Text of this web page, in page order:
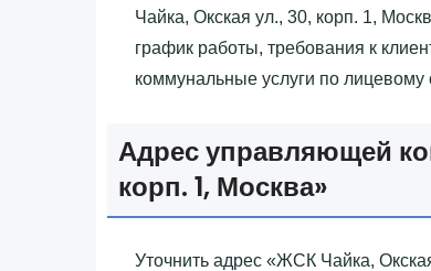
Чайка, Окская ул., 30, корп. 1,
график работы, требования к
коммунальные услуги по лицевому
Адрес управляющей
корп. 1, Москва»‎
Уточнить адрес «‎ЖСК Чайка,